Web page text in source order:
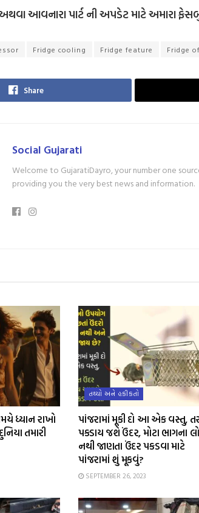
આવનારા પાર્ટ ની અપડેટ માટે અમારા
Fridge cooling Fridge feature Fridge
Share
Social Gujarati
Welcome to GujaratiDayro, your number one
providing you the very best news and information.
ધ્યાન રાખો
તમારી
તથ્યો અને હકીકતો
પાંજરામાં મૂકી દો આ એક વસ્તુ,
પકડાય જશે ઉંદર, મોટા ભાગના
નથી જાણતા ઉંદર પકડવા માટે
પાંજરામાં શું મૂકવું?
SEPTEMBER 26, 2023